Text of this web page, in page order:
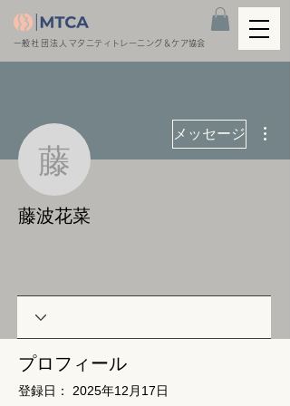
​一般社団法人 マタニティトレーニング＆ケア協会
藤波花菜
メッセージ
藤波花菜
プロフィール
登録日： 2025年12月17日